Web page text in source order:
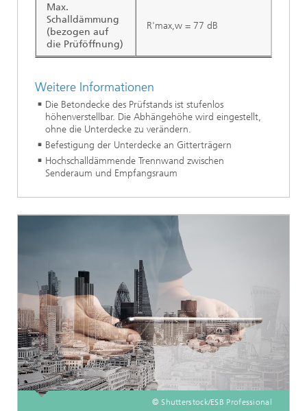
Max.
Schalldämmung
(bezogen auf
die Prüföffnung)
R'max,w = 77 dB
Weitere Informationen
Die Betondecke des Prüfstands ist stufenlos
höhenverstellbar. Die Abhängehöhe wird eingestellt,
ohne die Unterdecke zu verändern.
Befestigung der Unterdecke an Gitterträgern
Hochschalldämmende Trennwand zwischen
Senderaum und Empfangsraum
© Shutterstock/ESB Professional